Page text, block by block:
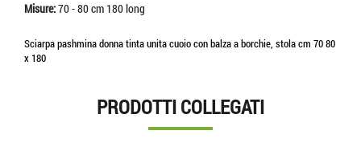
Misure:70 - 80 cm 180 long
Sciarpa pashmina donna tinta unita cuoio con balza a borchie, stola cm 70 80
x 180
PRODOTTI COLLEGATI